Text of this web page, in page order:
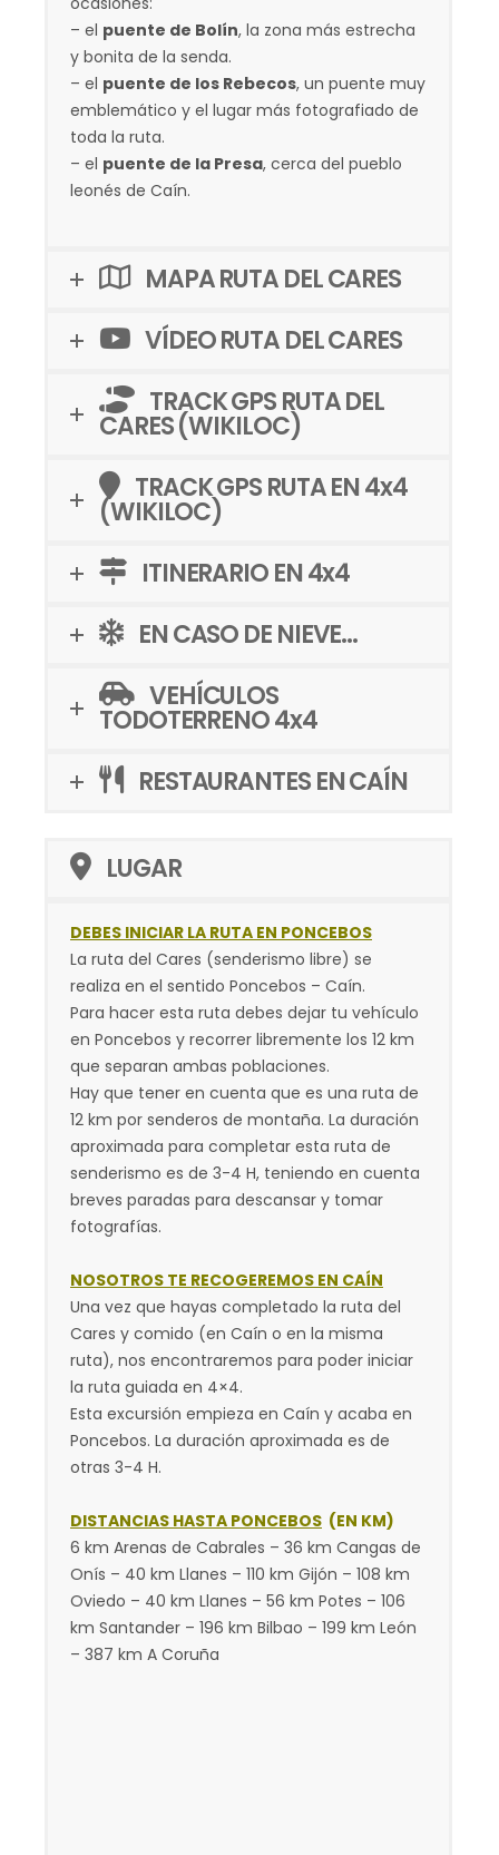
– el puente de Bolín, la zona más estrecha
y bonita de la senda.
– el puente de los Rebecos, un puente muy
emblemático y el lugar más fotografiado de
toda la ruta.
– el puente de la Presa, cerca del pueblo
leonés de Caín.
MAPA RUTA DEL CARES
VÍDEO RUTA DEL CARES
TRACK GPS RUTA DEL
CARES (WIKILOC)
TRACK GPS RUTA EN 4x4
(WIKILOC)
ITINERARIO EN 4x4
EN CASO DE NIEVE...
VEHÍCULOS
TODOTERRENO 4x4
RESTAURANTES EN CAÍN
LUGAR
DEBES INICIAR LA RUTA EN PONCEBOS
La ruta del Cares (senderismo libre) se
realiza en el sentido Poncebos – Caín.
Para hacer esta ruta debes dejar tu vehículo
en Poncebos y recorrer libremente los 12 km
que separan ambas poblaciones.
Hay que tener en cuenta que es una ruta de
12 km por senderos de montaña. La duración
aproximada para completar esta ruta de
senderismo es de 3-4 H, teniendo en cuenta
breves paradas para descansar y tomar
fotografías.
NOSOTROS TE RECOGEREMOS EN CAÍN
Una vez que hayas completado la ruta del
Cares y comido (en Caín o en la misma
ruta), nos encontraremos para poder iniciar
la ruta guiada en 4×4.
Esta excursión empieza en Caín y acaba en
Poncebos. La duración aproximada es de
otras 3-4 H.
DISTANCIAS HASTA PONCEBOS (EN KM)
6 km Arenas de Cabrales – 36 km Cangas de
Onís – 40 km Llanes – 110 km Gijón – 108 km
Oviedo – 40 km Llanes – 56 km Potes – 106
km Santander – 196 km Bilbao – 199 km León
– 387 km A Coruña